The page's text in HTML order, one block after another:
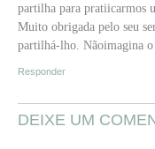
partilha para pratiicarmos
Muito obrigada pelo seu
partilhá-lho. Nãoimagina
Responder
DEIXE UM